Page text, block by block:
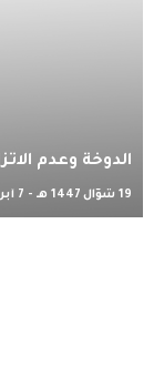
الدوخة وعدم
19 شوّال 1447 هـ - 7 أبريل 2026 م